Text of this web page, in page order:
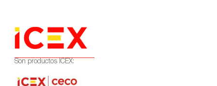
Son productos ICEX: